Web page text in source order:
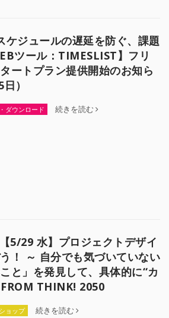
ケジュールの遅延を防ぐ、課題
ツール：TIMESLIST】フリ
ートプラン提供開始のお知ら
）
ダウンロード 続きを読む
【5/29 水】プロジェクトデザイ
！ ～ 自分でも気づいていない
と」を発見して、具体的に“カ
THINK! 2050
ョップ 続きを読む